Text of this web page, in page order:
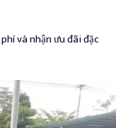
và nhận ưu đãi đặc